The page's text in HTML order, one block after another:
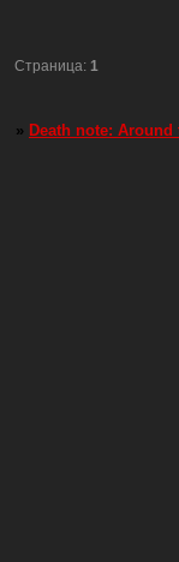
Страница:1
» Death note: